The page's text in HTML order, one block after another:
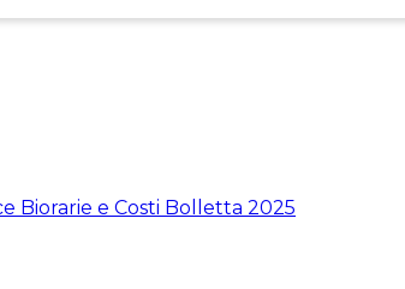
Biorarie e Costi Bolletta 2025